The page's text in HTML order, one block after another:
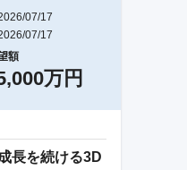
07/17
07/17
額
万円
長を続ける3D